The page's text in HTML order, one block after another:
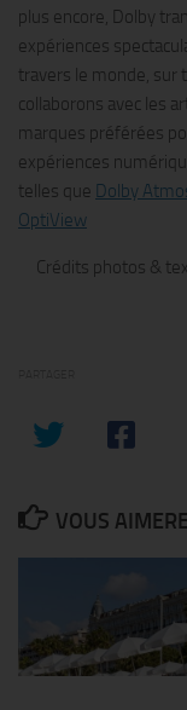
plus encore, Dolby
expériences
travers le monde, sur
collaborons avec les
marques préférées
expériences
telles que Dolby
OptiView
Crédits photos &
VOUS